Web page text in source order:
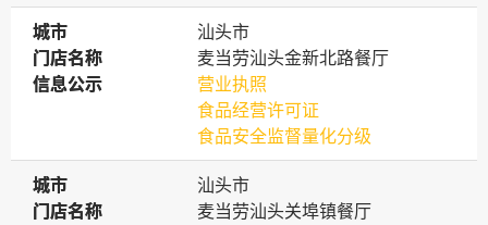
城市
城市
汕头市
门店名称
门店名称
麦当劳汕头金新北路餐厅
信息公示
信息公示
营业执照
食品经营许可证
食品安全监督量化分级
城市
城市
汕头市
门店名称
门店名称
麦当劳汕头关埠镇餐厅